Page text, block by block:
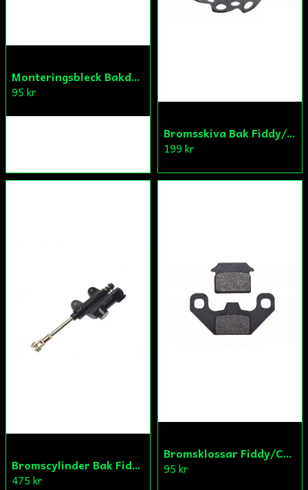
Monteringsbleck Bakdrev Fiddy/Cross
95 kr
Bromsskiva Bak Fiddy/Cross
199 kr
Bromscylinder Bak Fiddy/Cross
475 kr
Bromsklossar Fiddy/Cross
95 kr